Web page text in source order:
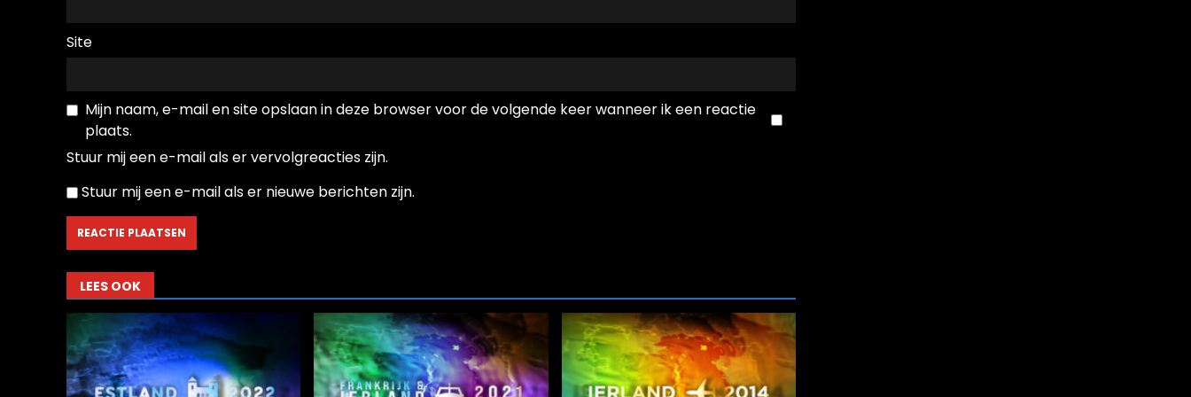
Site
Mijn naam, e-mail en site opslaan in deze browser voor de volgende keer wanneer ik een reactie
plaats.
Stuur mij een e-mail als er vervolgreacties zijn.
Stuur mij een e-mail als er nieuwe berichten zijn.
LEES OOK